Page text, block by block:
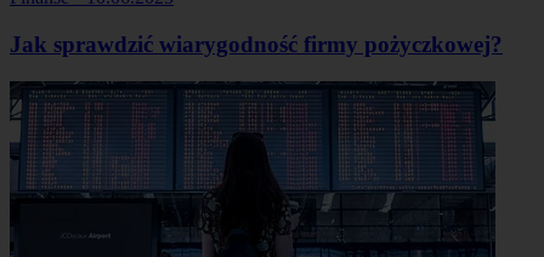
Jak sprawdzić wiarygodność firmy pożyczkowej?